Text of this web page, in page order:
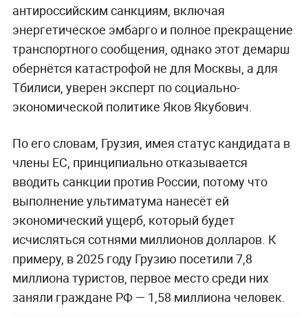
антироссийским санкциям, включая
энергетическое эмбарго и полное прекращение
транспортного сообщения, однако этот демарш
обернётся катастрофой не для Москвы, а для
Тбилиси, уверен эксперт по социально-
экономической политике Яков Якубович.
По его словам, Грузия, имея статус кандидата в
члены ЕС, принципиально отказывается
вводить санкции против России, потому что
выполнение ультиматума нанесёт ей
экономический ущерб, который будет
исчисляться сотнями миллионов долларов. К
примеру, в 2025 году Грузию посетили 7,8
миллиона туристов, первое место среди них
заняли граждане РФ — 1,58 миллиона человек.